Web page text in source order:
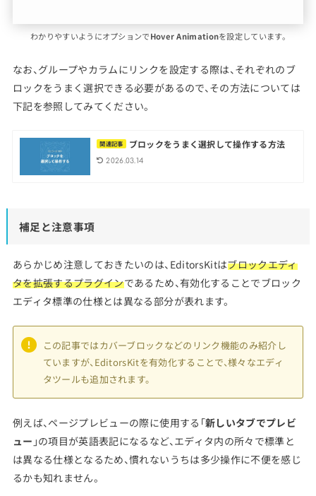
わかりやすいようにオプションでHover Animationを設定しています。
なお、グループやカラムにリンクを設定する際は、それぞれのブ
ロックをうまく選択できる必要があるので、その方法については
下記を参照してみてください。
関連記事 ブロックをうまく選択して操作する方法
2026.03.14
補足と注意事項
あらかじめ注意しておきたいのは、EditorsKitはブロックエディ
タを拡張するプラグインであるため、有効化することでブロック
エディタ標準の仕様とは異なる部分が表れます。
この記事ではカバーブロックなどのリンク機能のみ紹介し
ていますが、EditorsKitを有効化することで、様々なエディ
タツールも追加されます。
例えば、ページプレビューの際に使用する「新しいタブでプレビ
ュー 」の項目が英語表記になるなど、エディタ内の所々で標準と
は異なる仕様となるため、慣れないうちは多少操作に不便を感じ
るかも知れません。